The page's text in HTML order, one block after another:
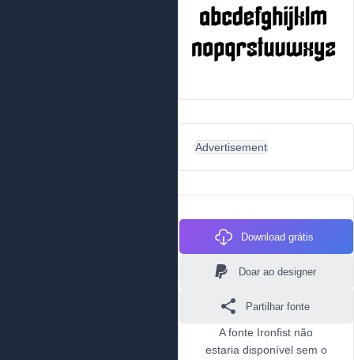
Advertisement
Download grátis
Doar ao designer
Partilhar fonte
A fonte Ironfist não
estaria disponível sem o